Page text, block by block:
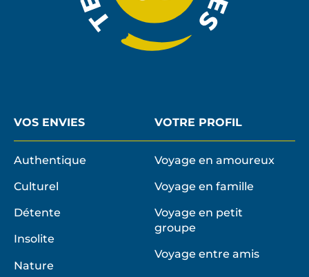
VOS ENVIES
Authentique
Culturel
Détente
Insolite
Nature
VOTRE PROFIL
Voyage en amoureux
Voyage en famille
Voyage en petit
groupe
Voyage entre amis